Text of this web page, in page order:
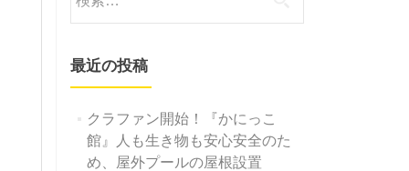
索:
最近の投稿
クラファン開始！『かにっこ
館』人も生き物も安心安全のた
め、屋外プールの屋根設置